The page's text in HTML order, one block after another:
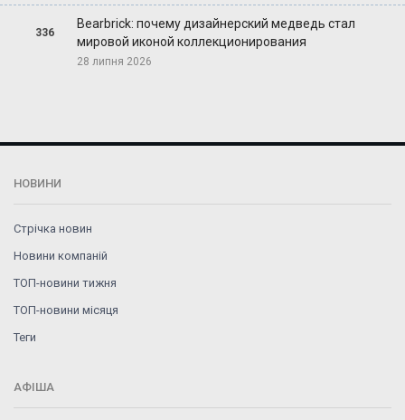
336
Bearbrick: почему дизайнерский медведь стал
мировой иконой коллекционирования
28 липня 2026
НОВИНИ
Стрічка новин
Новини компаній
ТОП-новини тижня
ТОП-новини місяця
Теги
АФІША